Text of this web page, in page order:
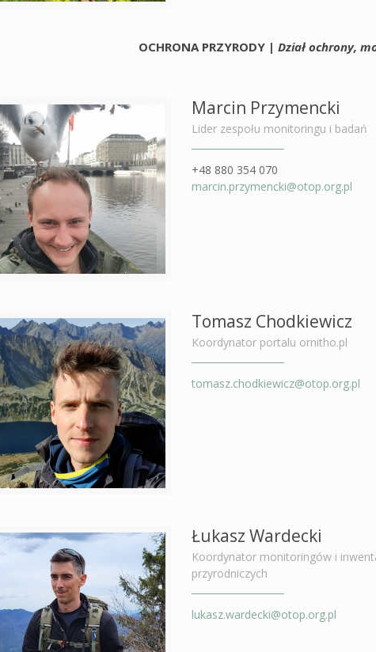
OCHRONA PRZYRODY |Dział ochrony,
Marcin Przymencki
Lider zespołu monitoringu i badań
+48 880 354 070
marcin.przymencki@otop.org.pl
Tomasz Chodkiewicz
Koordynator portalu ornitho.pl
tomasz.chodkiewicz@otop.org.pl
Łukasz Wardecki
Koordynator monitoringów i
przyrodniczych
lukasz.wardecki@otop.org.pl